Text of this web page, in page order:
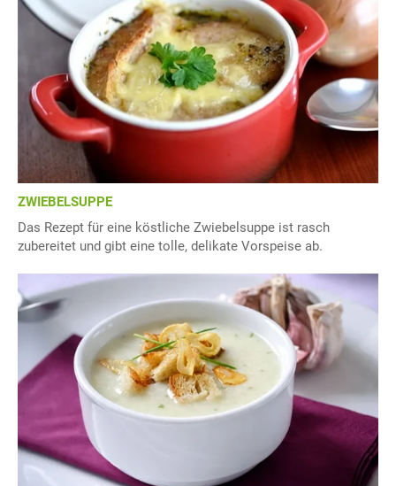
ZWIEBELSUPPE
Das Rezept für eine köstliche Zwiebelsuppe ist rasch
zubereitet und gibt eine tolle, delikate Vorspeise ab.